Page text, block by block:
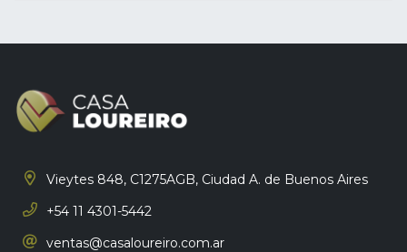
Vieytes 848, C1275AGB, Ciudad A. de Buenos Aires
+54 11 4301-5442
ventas@casaloureiro.com.ar